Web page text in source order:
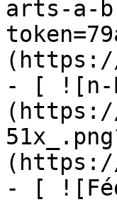
arts-a-
- [ ![n-
- [